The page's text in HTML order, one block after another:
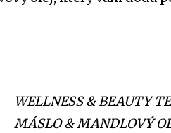
WELLNESS & BEAUTY
MÁSLO & MANDLOVÝ